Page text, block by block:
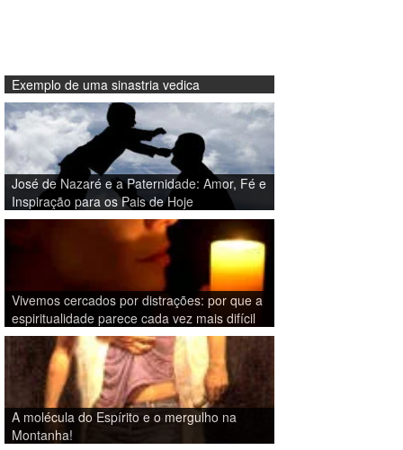
Exemplo de uma sinastria vedica
José de Nazaré e a Paternidade: Amor, Fé e
Inspiração para os Pais de Hoje
Vivemos cercados por distrações: por que a
espiritualidade parece cada vez mais difícil
A molécula do Espírito e o mergulho na
Montanha!